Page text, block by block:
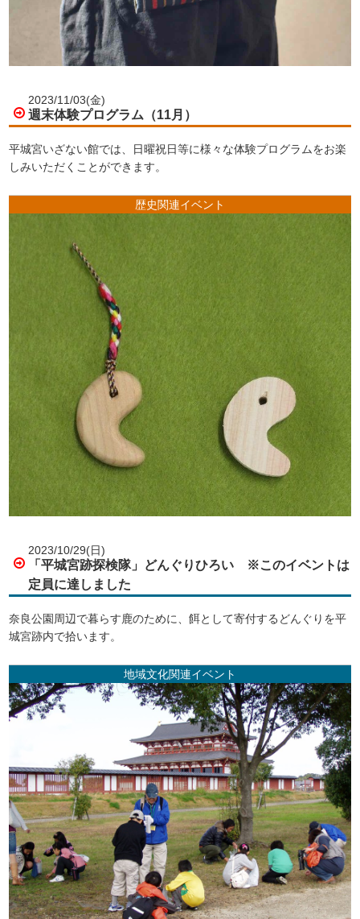
2023/11/03(金)
週末体験プログラム（11月）
平城宮いざない館では、日曜祝日等に様々な体験プログラムをお楽
しみいただくことができます。
歴史関連イベント
2023/10/29(日)
「平城宮跡探検隊」どんぐりひろい ※このイベントは
定員に達しました
奈良公園周辺で暮らす鹿のために、餌として寄付するどんぐりを平
城宮跡内で拾います。
地域文化関連イベント